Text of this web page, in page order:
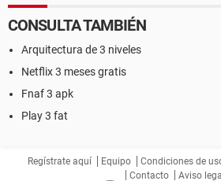
CONSULTA TAMBIÉN
Arquitectura de 3 niveles
Netflix 3 meses gratis
Fnaf 3 apk
Play 3 fat
Regístrate aquí Equipo Condiciones de
Contacto
Aviso legal